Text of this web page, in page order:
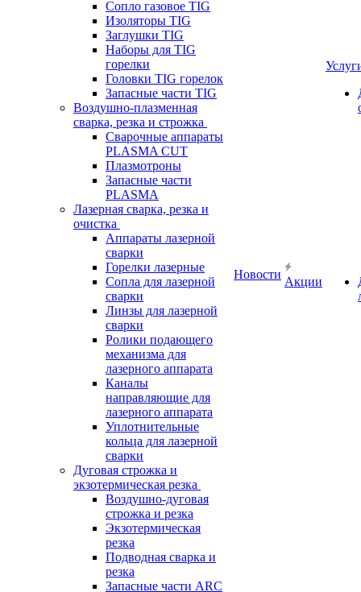
Сопло газовое TIG
Изоляторы TIG
Заглушки TIG
Наборы для TIG
горелки
Головки TIG горелок
Запасные части TIG
Воздушно-плазменная
сварка, резка и строжка
Сварочные аппараты
PLASMA CUT
Плазмотроны
Запасные части
PLASMA
Лазерная сварка, резка и
очистка
Аппараты лазерной
сварки
Горелки лазерные
Сопла для лазерной
сварки
Линзы для лазерной
сварки
Ролики подающего
механизма для
лазерного аппарата
Каналы
направляющие для
лазерного аппарата
Уплотнительные
кольца для лазерной
сварки
Дуговая строжка и
экзотермическая резка
Воздушно-дуговая
строжка и резка
Экзотермическая
резка
Подводная сварка и
резка
Запасные части ARC
Новости
Акции